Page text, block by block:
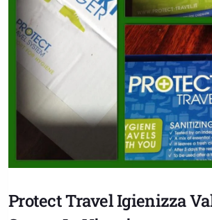
Protect Travel Igienizza